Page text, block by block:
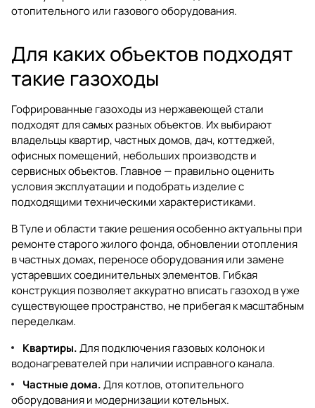
отопительного или газового оборудования.
Для каких объектов подходят
такие газоходы
Гофрированные газоходы из нержавеющей стали
подходят для самых разных объектов. Их выбирают
владельцы квартир, частных домов, дач, коттеджей,
офисных помещений, небольших производств и
сервисных объектов. Главное — правильно оценить
условия эксплуатации и подобрать изделие с
подходящими техническими характеристиками.
В Туле и области такие решения особенно актуальны при
ремонте старого жилого фонда, обновлении отопления
в частных домах, переносе оборудования или замене
устаревших соединительных элементов. Гибкая
конструкция позволяет аккуратно вписать газоход в уже
существующее пространство, не прибегая к масштабным
переделкам.
Квартиры.Для подключения газовых колонок и
водонагревателей при наличии исправного канала.
Частные дома.Для котлов, отопительного
оборудования и модернизации котельных.